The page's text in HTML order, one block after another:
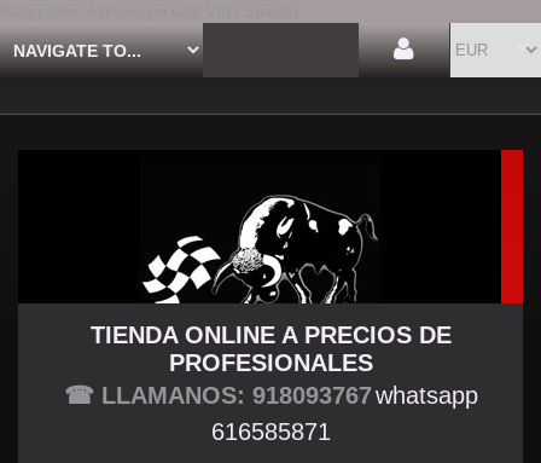
TU TIENDA TUNING
TIENDA ONLINE A PRECIOS DE
PROFESIONALES
☎ LLAMANOS: 918093767whatsapp
616585871